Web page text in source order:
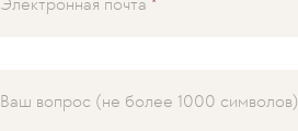
Ваш вопрос (не более 1000 символов)